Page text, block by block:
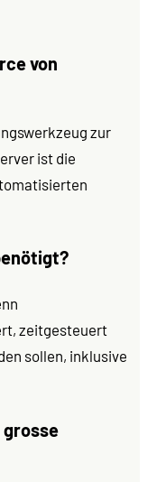
von
zur
ist die
zeitgesteuert
sollen, inklusive
grosse